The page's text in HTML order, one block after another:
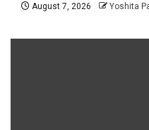
August 7, 2026 Yoshita